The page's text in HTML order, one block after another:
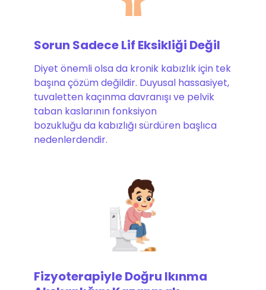
Sorun Sadece Lif Eksikliği Değil
Diyet önemli olsa da kronik kabızlık için tek
başına çözüm değildir. Duyusal hassasiyet,
tuvaletten kaçınma davranışı ve pelvik
taban kaslarının fonksiyon
bozukluğu da kabızlığı sürdüren başlıca
nedenlerdendir.
Fizyoterapiyle Doğru Ikınma